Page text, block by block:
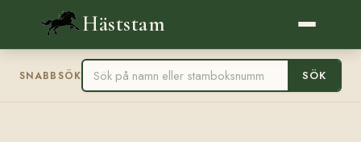
Häststam
SNABBSÖK SÖK